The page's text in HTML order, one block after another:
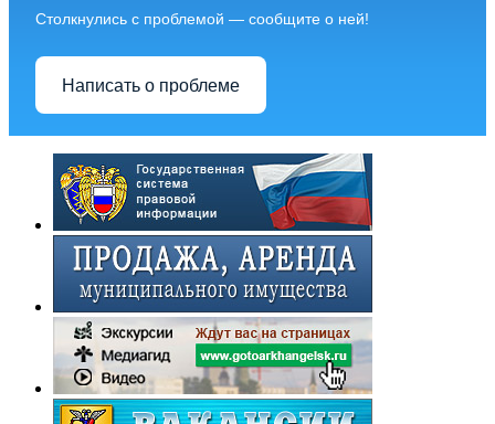
Столкнулись с проблемой — сообщите о ней!
Написать о проблеме